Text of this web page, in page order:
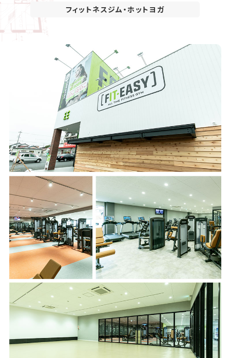
フィットネスジム・ホットヨガ